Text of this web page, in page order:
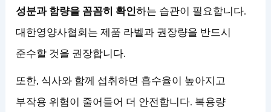
성분과 함량을 꼼꼼히 확인하는 습관이 필요합니다.
대한영양사협회는 제품 라벨과 권장량을 반드시
준수할 것을 권장합니다.
또한, 식사와 함께 섭취하면 흡수율이 높아지고
부작용 위험이 줄어들어 더 안전합니다. 복용량